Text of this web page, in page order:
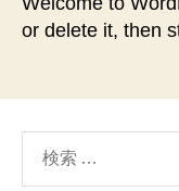
or delete it, then